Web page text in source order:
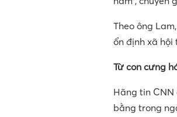
Theo ông
ổn định xã hội
Từ con cưng
Hãng tin CNN
bằng trong